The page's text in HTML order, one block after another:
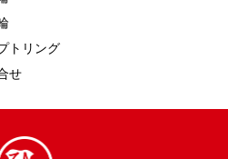
トリング
せ